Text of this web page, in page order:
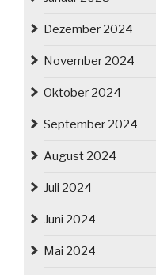
Dezember 2024
November 2024
Oktober 2024
September 2024
August 2024
Juli 2024
Juni 2024
Mai 2024